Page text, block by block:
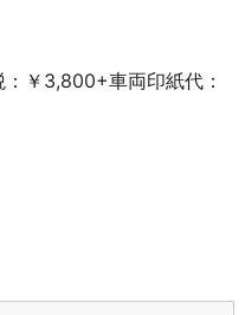
￥3,800+車両印紙代：